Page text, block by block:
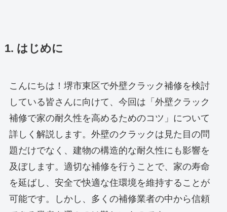
1. はじめに
こんにちは！堺市東区で外壁クラック補修を検討
している皆さんに向けて、今回は「外壁クラック
補修で家の耐久性を高めるためのコツ」について
詳しく解説します。外壁のクラックは見た目の問
題だけでなく、建物の構造的な耐久性にも影響を
及ぼします。適切な補修を行うことで、家の寿命
を延ばし、安全で快適な住環境を維持することが
可能です。しかし、多くの補修業者の中から信頼